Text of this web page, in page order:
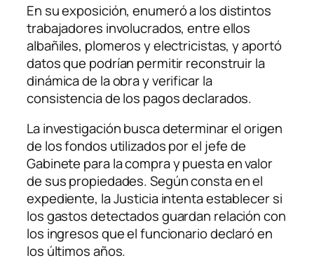
En su exposición, enumeró a los distintos
trabajadores involucrados, entre ellos
albañiles, plomeros y electricistas, y aportó
datos que podrían permitir reconstruir la
dinámica de la obra y verificar la
consistencia de los pagos declarados.
La investigación busca determinar el origen
de los fondos utilizados por el jefe de
Gabinete para la compra y puesta en valor
de sus propiedades. Según consta en el
expediente, la Justicia intenta establecer si
los gastos detectados guardan relación con
los ingresos que el funcionario declaró en
los últimos años.